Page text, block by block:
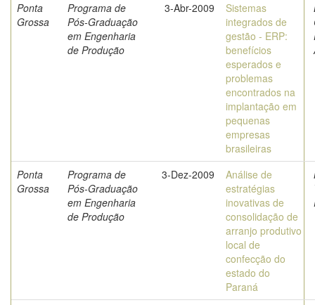
Ponta
Grossa
Programa de
Pós-Graduação
em Engenharia
de Produção
3-Abr-2009
Sistemas
integrados de
gestão - ERP:
benefícios
esperados e
problemas
encontrados na
implantação em
pequenas
empresas
brasileiras
Ponta
Grossa
Programa de
Pós-Graduação
em Engenharia
de Produção
3-Dez-2009
Análise de
estratégias
inovativas de
consolidação de
arranjo produtivo
local de
confecção do
estado do
Paraná